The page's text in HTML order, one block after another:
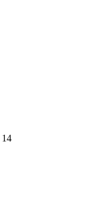
14